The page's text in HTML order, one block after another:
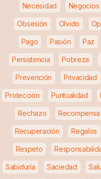
Necesidad Negocios
Obsesión Olvido
Pago Pasión Paz
Persistencia Pobreza
Prevención Privacidad
Protección Puntualidad
Rechazo Recompensa
Recuperación Regalos
Respeto
Sabiduría Saciedad